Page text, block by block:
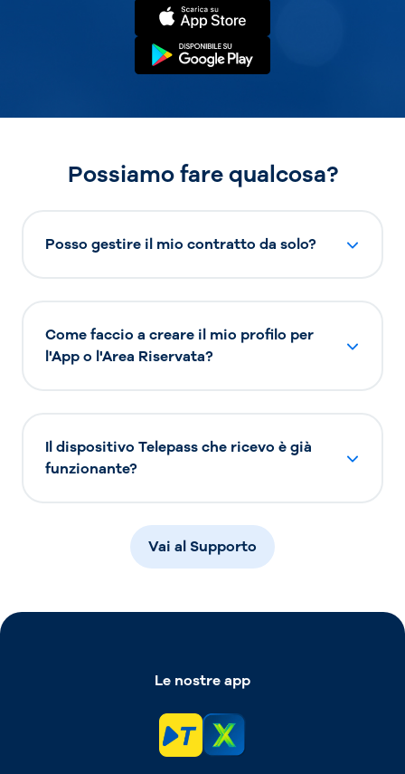
Possiamo fare qualcosa?
Posso gestire il mio contratto da solo?
Come faccio a creare il mio profilo per
l'App o l'Area Riservata?
Il dispositivo Telepass che ricevo è già
funzionante?
Vai al Supporto
Le nostre app